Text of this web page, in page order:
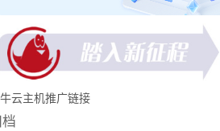
云主机推广链接